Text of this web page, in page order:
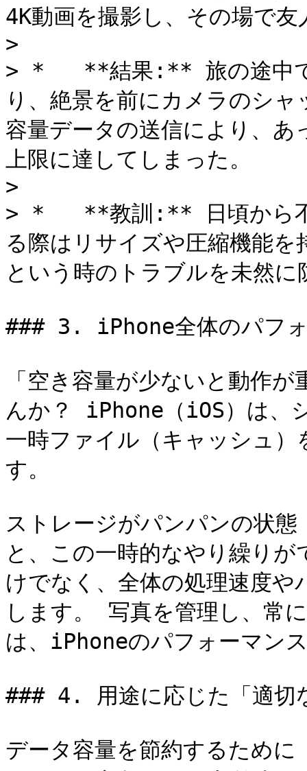
4K動画を撮影し、その場で
>
> *   **結果:** 旅の途中で
り、絶景を前にカメラのシ
容量データの送信により、
上限に達してしまった。
>
> *   **教訓:** 日頃から不
る際はリサイズや圧縮機能
という時のトラブルを未然に
### 3. iPhone全体のパフォ
「空き容量が少ないと動作
んか？ iPhone（iOS）は、
一時ファイル（キャッシュ
す。
ストレージがパンパンの状態
と、この一時的なやり繰り
けでなく、全体の処理速度
します。 写真を管理し、常
は、iPhoneのパフォーマン
### 4. 用途に応じた「適切
データ容量を節約するため